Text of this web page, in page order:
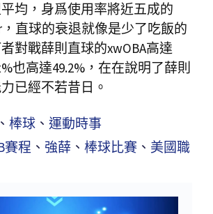
均，身爲使用率將近五成的
直球的衰退就像是少了吃飯的
對戰薛則直球的xwOBA高達
也高達49.2%，在在說明了薛則
已經不若昔日。
、棒球 、運動時事
賽程 、 強薛 、棒球比賽 、 美國職